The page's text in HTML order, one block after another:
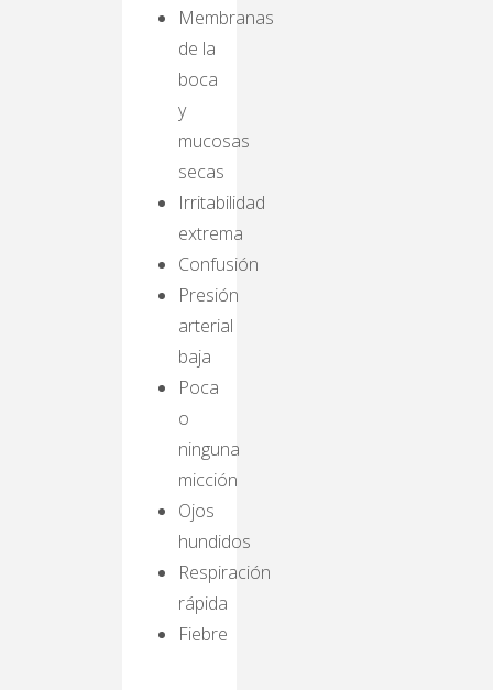
Membranas
de la
boca
y
mucosas
secas
Irritabilidad
extrema
Confusión
Presión
arterial
baja
Poca
o
ninguna
micción
Ojos
hundidos
Respiración
rápida
Fiebre